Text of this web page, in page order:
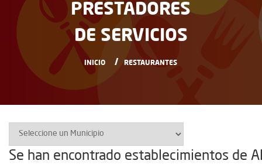
PRESTADORES
DE SERVICIOS
INICIO RESTAURANTES
Se han encontrado establecimientos de